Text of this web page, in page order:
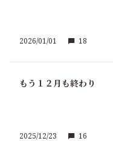
2026/01/01 18
もう１２月も終わり
2025/12/23 16